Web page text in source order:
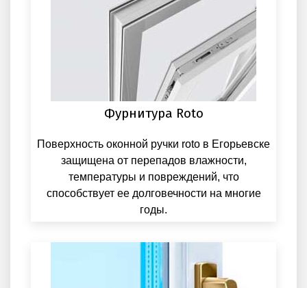
Фурнитура Roto
Поверхность оконной ручки roto в Егорьевске
защищена от перепадов влажности,
температуры и повреждений, что
способствует ее долговечности на многие
годы.